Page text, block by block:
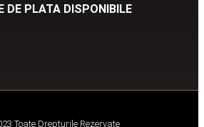
DE PLATA DISPONIBILE
Toate Drepturile Rezervate